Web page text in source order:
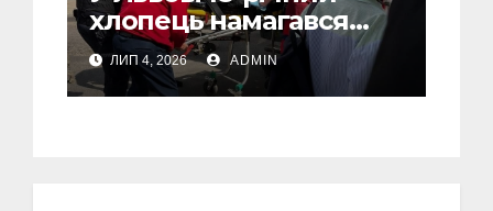
хлопець намагався
вчинити самогубство
ЛИП 4, 2026 ADMIN